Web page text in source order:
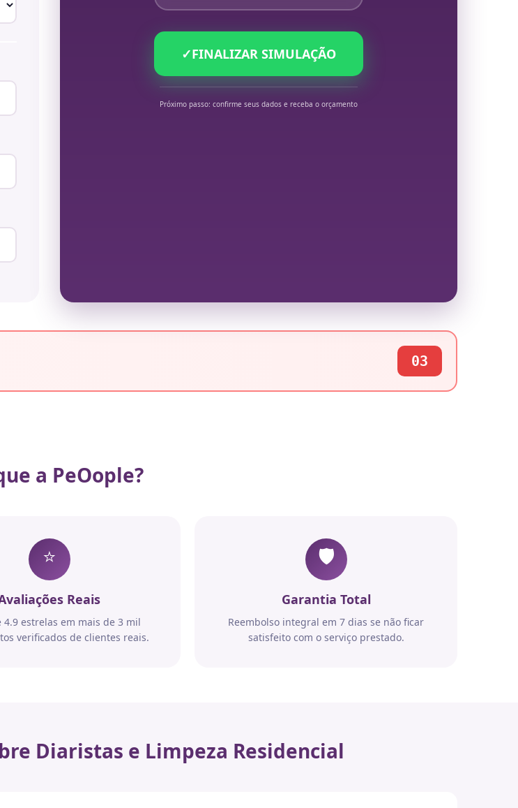
✓FINALIZAR SIMULAÇÃO
Próximo passo: confirme seus dados e receba o orçamento
03
a PeOople?
⭐
Reais
4.9 estrelas em mais de 3 mil
verificados de clientes reais.
🛡️
Garantia Total
Reembolso integral em 7 dias se não ficar
satisfeito com o serviço prestado.
Diaristas e Limpeza Residencial